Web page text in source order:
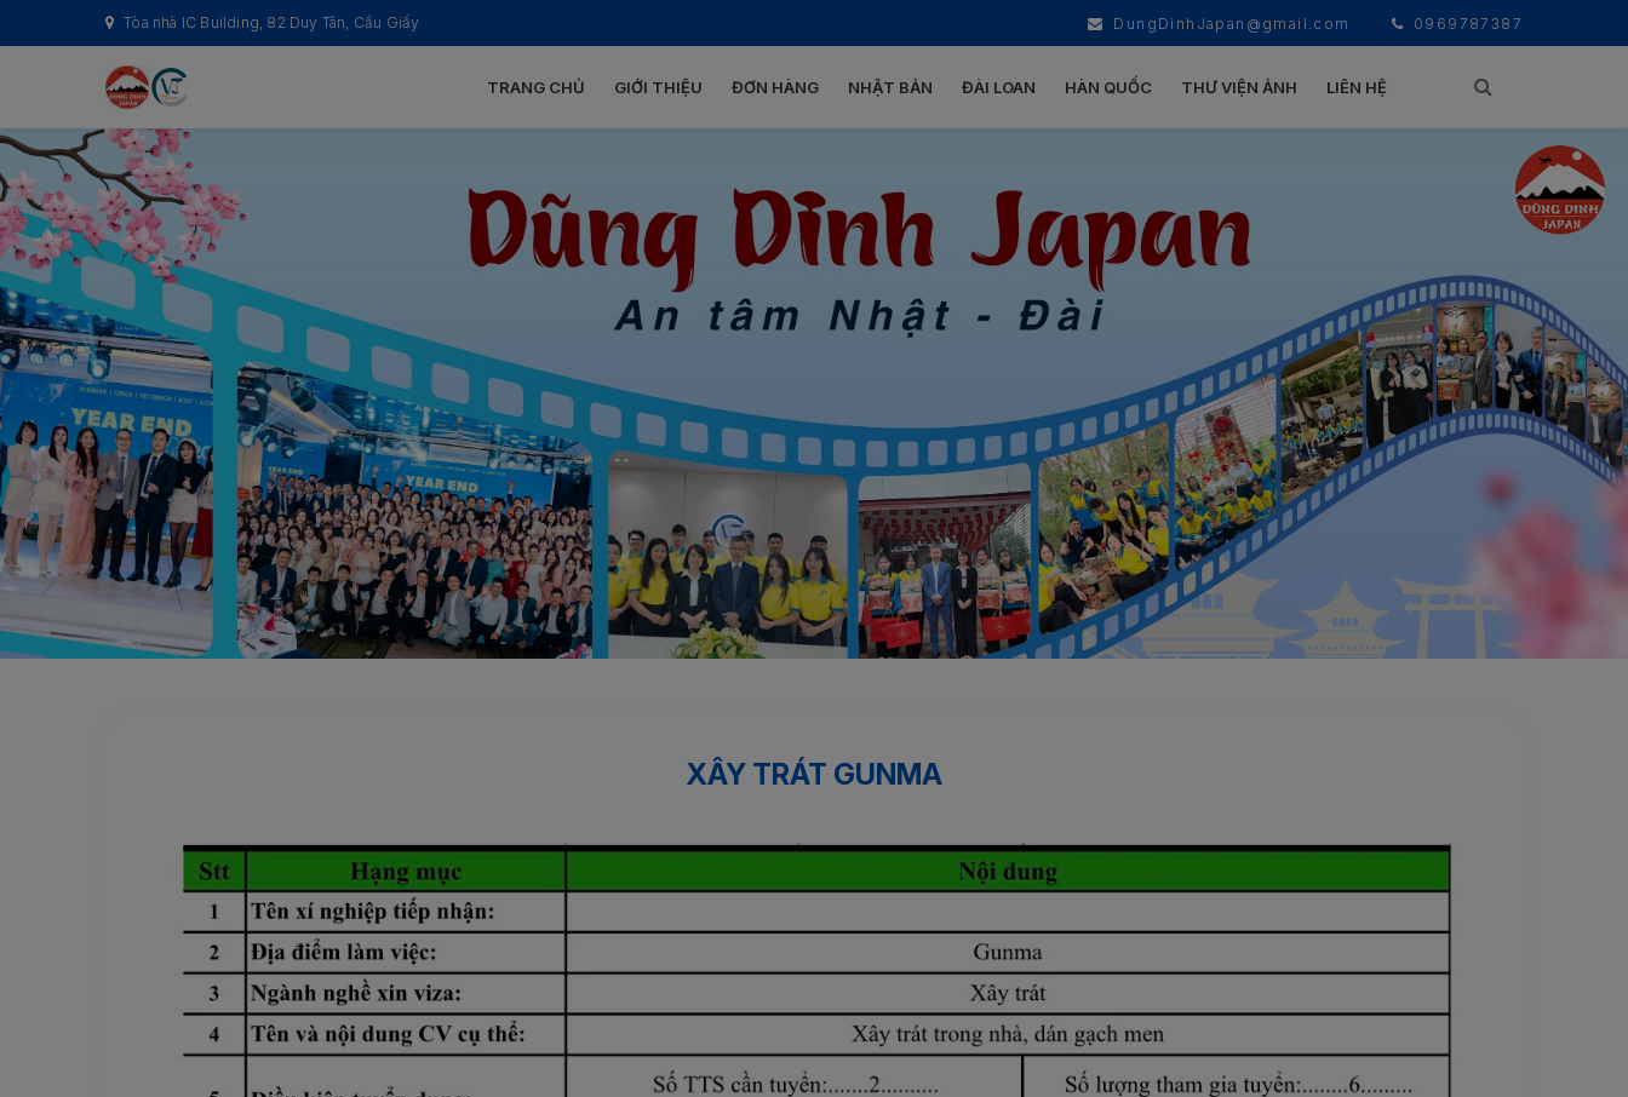
Tòa nhà IC Building, 82 Duy Tân, Cầu Giấy DungDinhJapan@gmail.com 0969787387
TRANG CHỦ GIỚI THIỆU ĐƠN HÀNG NHẬT BẢN ĐÀI LOAN HÀN QUỐC THƯ VIỆN ẢNH LIÊN HỆ
XÂY TRÁT GUNMA